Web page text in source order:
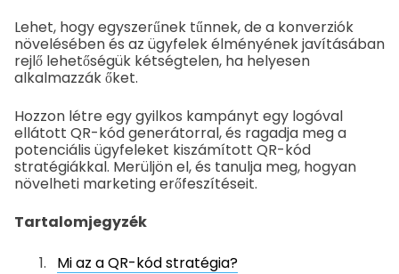
Lehet, hogy egyszerűnek tűnnek, de a konverziók
növelésében és az ügyfelek élményének javításában
rejlő lehetőségük kétségtelen, ha helyesen
alkalmazzák őket.
Hozzon létre egy gyilkos kampányt egy logóval
ellátott QR-kód generátorral, és ragadja meg a
potenciális ügyfeleket kiszámított QR-kód
stratégiákkal. Merüljön el, és tanulja meg, hogyan
növelheti marketing erőfeszítéseit.
Tartalomjegyzék
Mi az a QR-kód stratégia?